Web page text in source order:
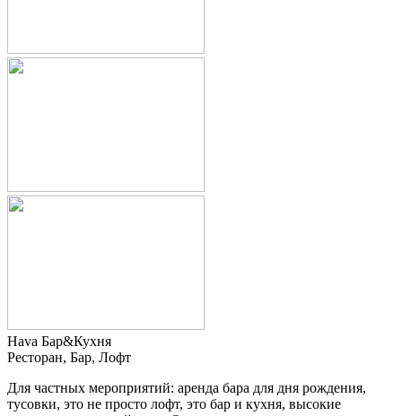
Hava Бар&Кухня
Ресторан, Бар, Лофт
Для частных мероприятий: аренда бара для дня рождения,
тусовки, это не просто лофт, это бар и кухня, высокие